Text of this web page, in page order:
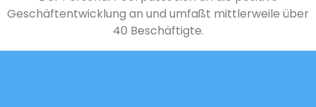
Geschäftentwicklung an und umfaßt mittlerweile über
40 Beschäftigte.